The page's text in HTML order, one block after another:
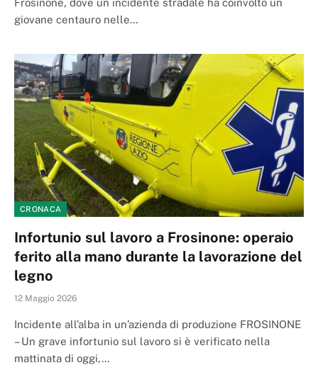
Frosinone, dove un incidente stradale ha coinvolto un
giovane centauro nelle…
CRONACA
Infortunio sul lavoro a Frosinone: operaio
ferito alla mano durante la lavorazione del
legno
12 Maggio 2026
Incidente all’alba in un’azienda di produzione FROSINONE
– Un grave infortunio sul lavoro si è verificato nella
mattinata di oggi,…